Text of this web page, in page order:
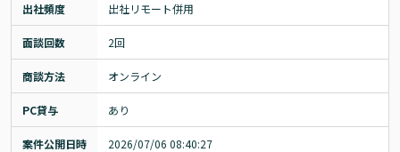
出社頻度 出社リモート併用
面談回数 2回
商談方法 オンライン
PC貸与 あり
案件公開日時 2026/07/06 08:40:27